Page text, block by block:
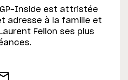
Inside est attristée
adresse à la famille et
Fellon ses plus